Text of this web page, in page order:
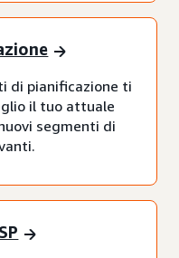
di pianificazione ti
il tuo attuale
segmenti di